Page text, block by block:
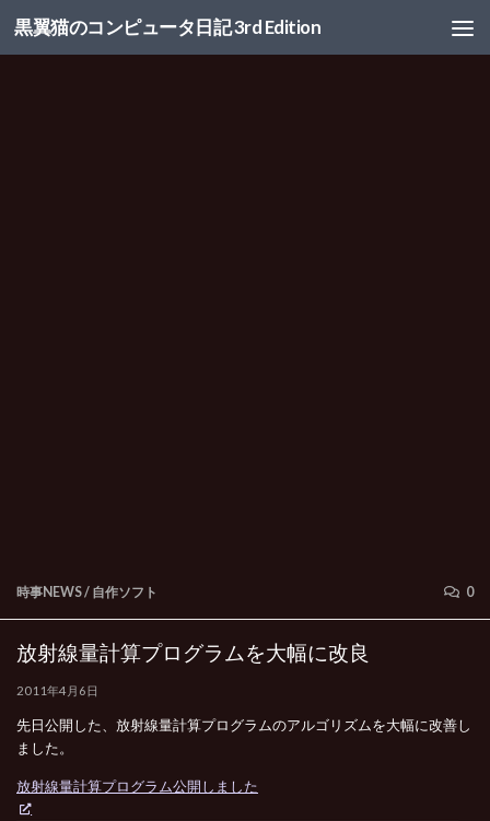
コンテンツへスキップ
黒翼猫のコンピュータ日記 3rd Edition
時事NEWS/ 自作ソフト 0
放射線量計算プログラムを大幅に改良
2011年4月6日
先日公開した、放射線量計算プログラムのアルゴリズムを大幅に改善し
ました。
放射線量計算プログラム公開しました